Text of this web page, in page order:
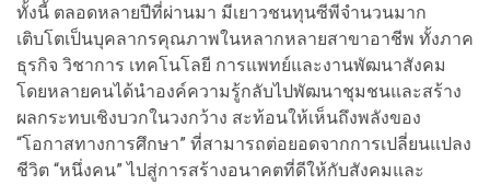
ทั้งนี้ ตลอดหลายปีที่ผ่านมา มีเยาวชนทุนซีพีจำนวนมาก
เติบโตเป็นบุคลากรคุณภาพในหลากหลายสาขาอาชีพ ทั้งภาค
ธุรกิจ วิชาการ เทคโนโลยี การแพทย์และงานพัฒนาสังคม
โดยหลายคนได้นำองค์ความรู้กลับไปพัฒนาชุมชนและสร้าง
ผลกระทบเชิงบวกในวงกว้าง สะท้อนให้เห็นถึงพลังของ
“โอกาสทางการศึกษา” ที่สามารถต่อยอดจากการเปลี่ยนแปลง
ชีวิต “หนึ่งคน” ไปสู่การสร้างอนาคตที่ดีให้กับสังคมและ